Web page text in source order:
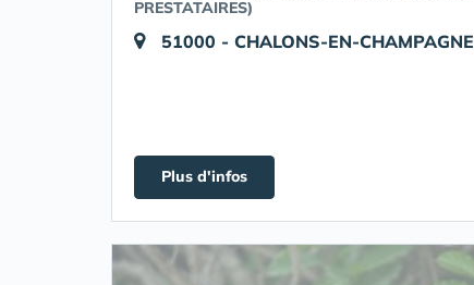
PRESTATAIRES)
51000 - CHALONS-EN-CHAMPAGNE
Plus d'infos